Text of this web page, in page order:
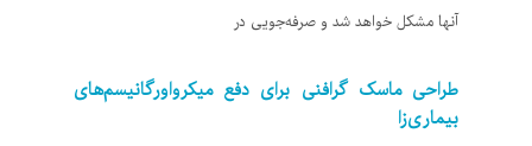
آنها مشکل خواهد شد و صرفه‌جویی در
طراحی ماسک گرافنی برای دفع میکرواورگانیسم‌های
بیماری‌زا